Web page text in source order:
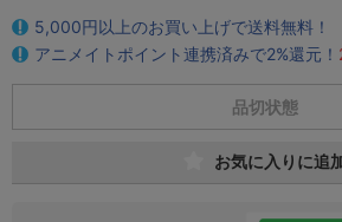
5,000円以上のお買い上げで送料無料！
アニメイトポイント連携済みで2%還元！
品切状態
お気に入りに追